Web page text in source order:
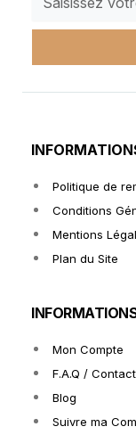
Politique de
Conditions
Mentions
Plan du Site
Mon Compte
F.A.Q / Contact
Blog
Suivre ma